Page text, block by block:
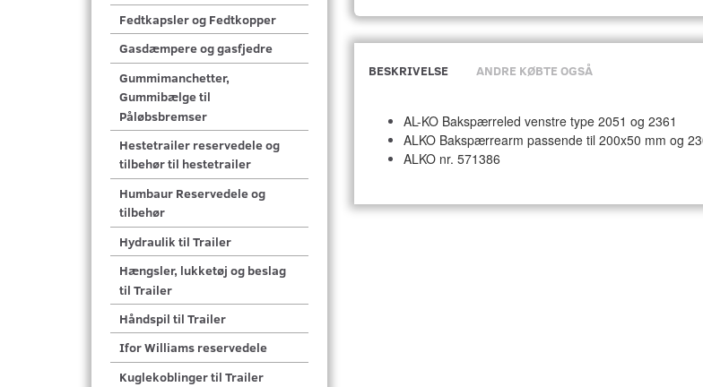
Fedtkapsler og Fedtkopper
Gasdæmpere og gasfjedre
Gummimanchetter,
Gummibælge til
Påløbsbremser
Hestetrailer reservedele og
tilbehør til hestetrailer
Humbaur Reservedele og
tilbehør
Hydraulik til Trailer
Hængsler, lukketøj og beslag
til Trailer
Håndspil til Trailer
Ifor Williams reservedele
Kuglekoblinger til Trailer
BESKRIVELSE ANDRE KØBTE OGSÅ
AL-KO Bakspærreled venstre type 2051 og 2361
ALKO Bakspærrearm passende til 200x50 mm og
ALKO nr. 571386